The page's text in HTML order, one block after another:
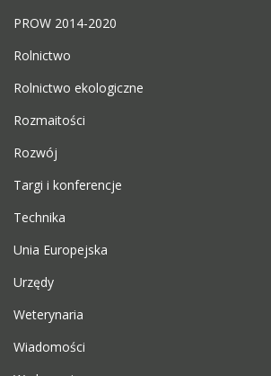
PROW 2014-2020
Rolnictwo
Rolnictwo ekologiczne
Rozmaitości
Rozwój
Targi i konferencje
Technika
Unia Europejska
Urzędy
Weterynaria
Wiadomości